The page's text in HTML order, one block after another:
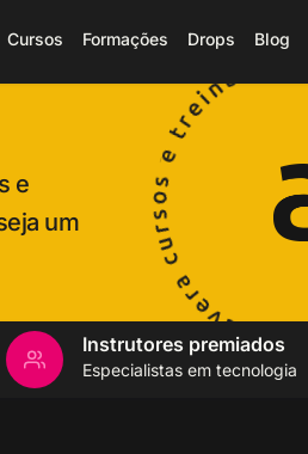
Cursos Formações Drops Blog
e
um
Instrutores premiados
Especialistas em tecnologia